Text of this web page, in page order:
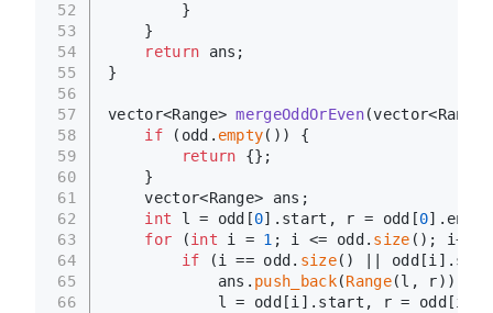
52
53
54
55
56
57
58
59
60
61
62
63
64
65
66
        }
    }
return ans;
}
vector<Range> mergeOddOrEven
if (odd. empty()) {
return {};
    }
    vector<Range> ans;
int l = odd[0].start, r = odd[0].end;
for (int i = 1 ; i <= odd. size (); i++)
if (i == odd. size() ||
            ans.
push_back(Range(l, r));
l = odd[i].start, r =